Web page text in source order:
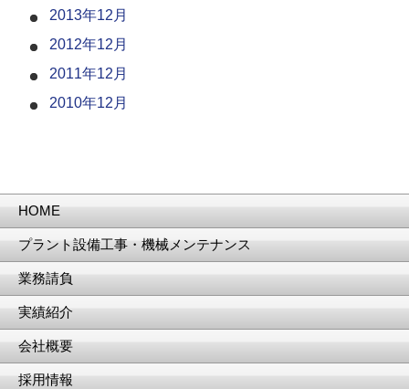
2013年12月
2012年12月
2011年12月
2010年12月
HOME
プラント設備工事・機械メンテナンス
業務請負
実績紹介
会社概要
採用情報